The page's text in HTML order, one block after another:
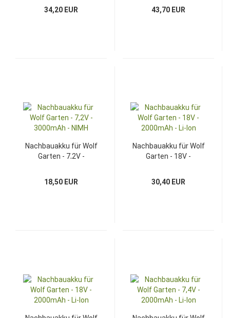
34,20 EUR
43,70 EUR
Nachbauakku für Wolf
Garten - 7,2V -
18,50 EUR
Nachbauakku für Wolf
Garten - 18V -
30,40 EUR